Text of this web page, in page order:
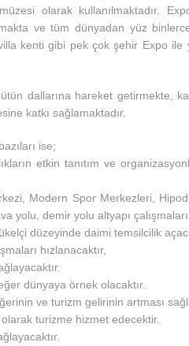
olarak kullanılmaktadır.
ve tüm dünyadan yüz
kenti gibi pek çok şehir Expo ile
dallarına hareket getirmekte,
katkı sağlamaktadır.
ise;
etkin tanıtım ve
Modern Spor Merkezleri,
yolu, demir yolu altyapı
düzeyinde daimi temsilcilik
hızlanacaktır,
dünyaya örnek olacaktır.
ve turizm gelirinin artması
turizme hizmet edecektir.